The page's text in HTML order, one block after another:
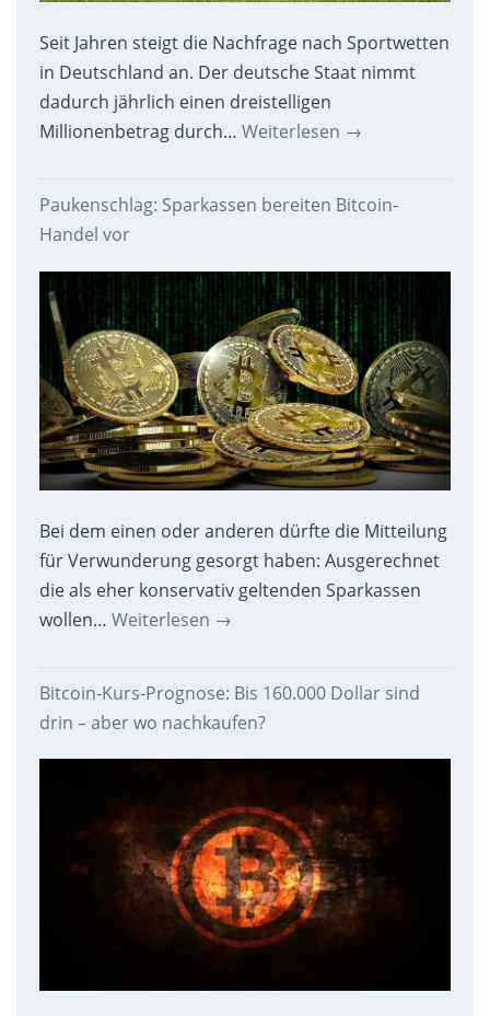
Seit Jahren steigt die Nachfrage nach Sportwetten
in Deutschland an. Der deutsche Staat nimmt
dadurch jährlich einen dreistelligen
Millionenbetrag durch… Weiterlesen →
Paukenschlag: Sparkassen bereiten Bitcoin-
Handel vor
Bei dem einen oder anderen dürfte die Mitteilung
für Verwunderung gesorgt haben: Ausgerechnet
die als eher konservativ geltenden Sparkassen
wollen… Weiterlesen →
Bitcoin-Kurs-Prognose: Bis 160.000 Dollar sind
drin – aber wo nachkaufen?